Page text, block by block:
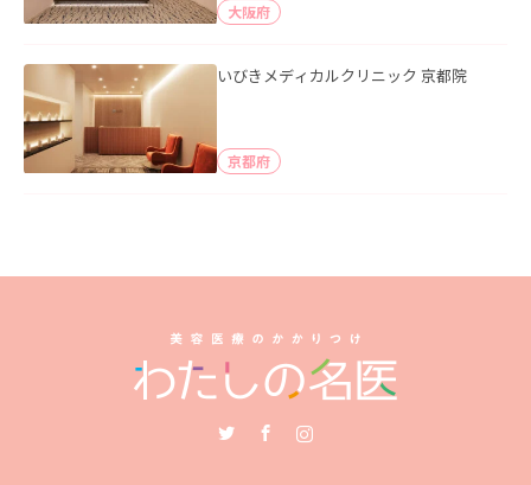
大阪府
いびきメディカルクリニック 京都院
京都府